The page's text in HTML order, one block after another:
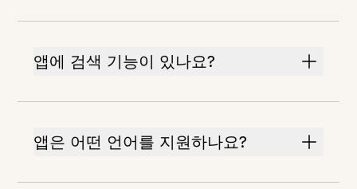
앱에 검색 기능이 있나요?
앱은 어떤 언어를 지원하나요?